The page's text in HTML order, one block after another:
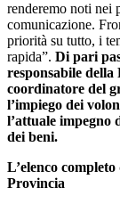
renderemo noti nei
comunicazione.
priorità su tutto, i
rapida”. Di pari
responsabile della
coordinatore del
l’impiego dei
l’attuale impegno
dei beni.
L’elenco
Provincia